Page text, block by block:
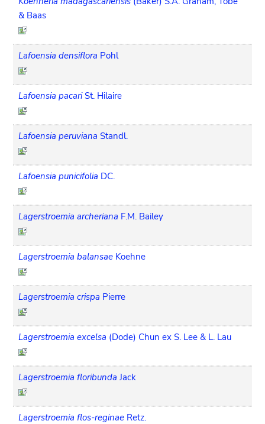
& Baas
Lafoensia densiflora Pohl
Lafoensia pacari St. Hilaire
Lafoensia peruviana Standl.
Lafoensia punicifolia DC.
Lagerstroemia archeriana F.M. Bailey
Lagerstroemia balansae Koehne
Lagerstroemia crispa Pierre
Lagerstroemia excelsa (Dode) Chun ex S. Lee & L. Lau
Lagerstroemia floribunda Jack
Lagerstroemia flos-reginae Retz.